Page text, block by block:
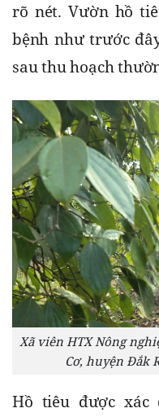
rõ nét. Vườn hồ
bệnh như trước
sau thu hoạch
Xã viên HTX Nông
Cơ, huyện Đắk
Hồ tiêu được